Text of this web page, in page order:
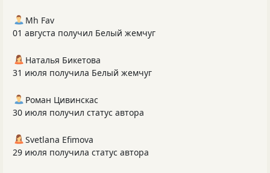
Mh Fav
01 августа получил Белый жемчуг
Наталья Бикетова
31 июля получила Белый жемчуг
Роман Цивинскас
30 июля получил статус автора
Svetlana Efimova
29 июля получила статус автора